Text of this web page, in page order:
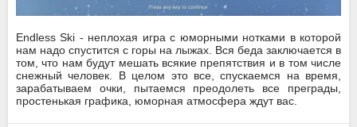
Endless Ski - неплохая игра с юморными нотками в которой
нам надо спустится с горы на лыжах. Вся беда заключается в
том, что нам будут мешать всякие препятствия и в том числе
снежный человек. В целом это все, спускаемся на время,
зарабатываем очки, пытаемся преодолеть все преграды,
простенькая графика, юморная атмосфера ждут вас.